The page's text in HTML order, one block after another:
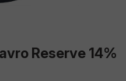
Reserve 14%